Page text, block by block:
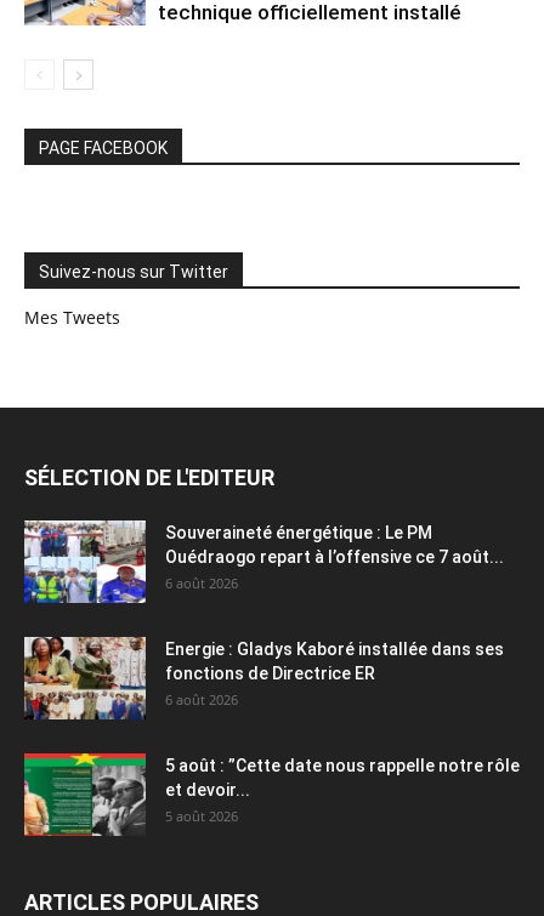
technique officiellement installé
PAGE FACEBOOK
Suivez-nous sur Twitter
Mes Tweets
SÉLECTION DE L'EDITEUR
Souveraineté énergétique : Le PM
Ouédraogo repart à l’offensive ce 7 août...
6 août 2026
Energie : Gladys Kaboré installée dans ses
fonctions de Directrice ER
6 août 2026
5 août : ”Cette date nous rappelle notre rôle
et devoir...
5 août 2026
ARTICLES POPULAIRES